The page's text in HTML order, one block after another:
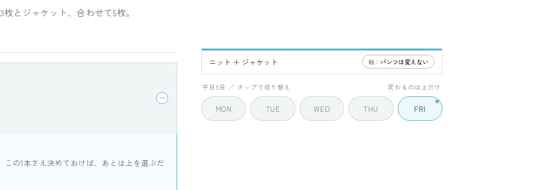
とジャケット、合わせて5枚。
の1本さえ決めておけば、あとは上を選ぶだ
FRI 5 / 5
ニット ＋ ジャケット 軸： パンツは変えない
平日5日 ／ タップで切り替え 変わるのは上だけ
MON TUE WED THU FRI